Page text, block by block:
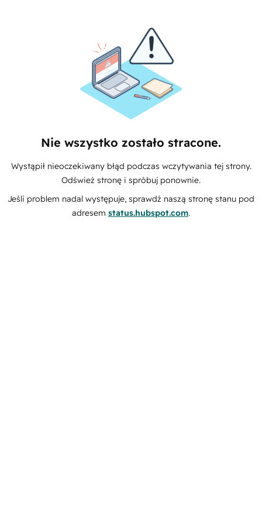
Nie wszystko zostało stracone.
Wystąpił nieoczekiwany błąd podczas wczytywania tej strony.
Odśwież stronę i spróbuj ponownie.
Jeśli problem nadal występuje, sprawdź naszą stronę stanu pod
adresem status.hubspot.com.